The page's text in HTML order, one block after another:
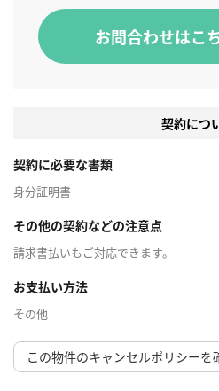
お問合わせはこ
契約につ
契約に必要な書類
身分証明書
その他の契約などの注意点
請求書払いもご対応できます。
お支払い方法
その他
この物件のキャンセルポリシーを